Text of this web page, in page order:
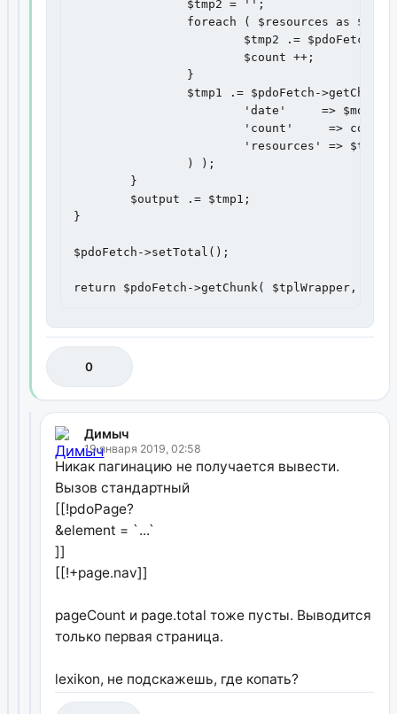
}
$pdoFetch->setTotal();
return $pdoFetch->getChunk( $tplWrapper,
0
Димыч
19 января 2019, 02:58
Никак пагинацию не получается вывести.
Вызов стандартный
[[!pdoPage?
&element = `...`
]]
[[!+page.nav]]
pageCount и page.total тоже пусты. Выводится
только первая страница.
lexikon, не подскажешь, где копать?